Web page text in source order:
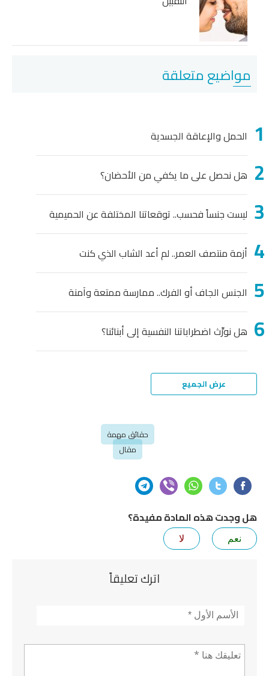
متعلقة
والإعاقة الجسدية
نحصل على ما يكفي من الأحضان؟
جنساً فحسب.. توقعاتنا المختلفة عن الحميمية
منتصف العمر.. لم أعد الشاب الذي كنت
الجاف أو الفرك.. ممارسة ممتعة وآمنة
نورِّث اضطراباتنا النفسية إلى أبنائنا؟
عرض الجميع
حقائق مهمة
مقال
هذه المادة مفيدة؟
نعم
اترك تعليقاً
*